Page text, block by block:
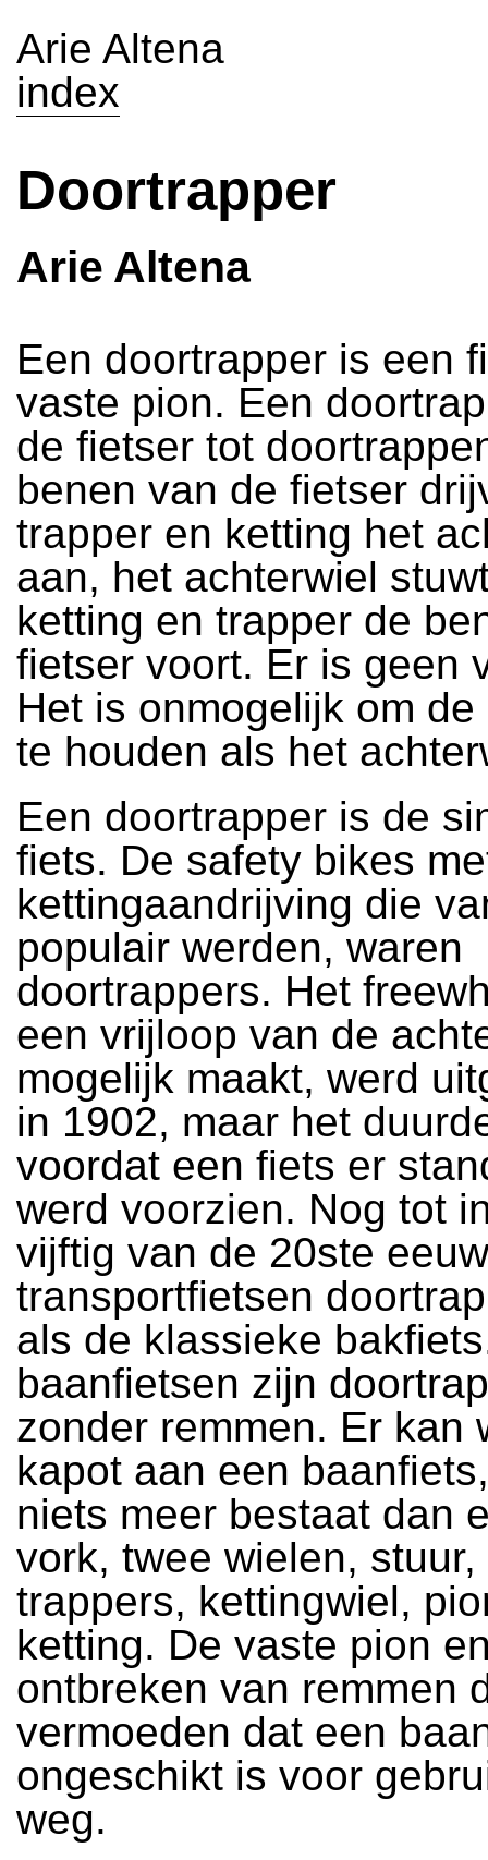
Arie Altena
index
Doortrapper
Arie Altena
Een doortrapper is een
vaste pion. Een
de fietser tot
benen van de fietser
trapper en ketting het
aan, het achterwiel
ketting en trapper de
fietser voort. Er is geen
Het is onmogelijk om
te houden als het
Een doortrapper is de
fiets. De safety bikes
kettingaandrijving die
populair werden, waren
doortrappers. Het
een vrijloop van de
mogelijk maakt, werd
in 1902, maar het
voordat een fiets er
werd voorzien. Nog tot
vijftig van de 20ste
transportfietsen
als de klassieke
baanfietsen zijn
zonder remmen. Er kan
kapot aan een
niets meer bestaat dan
vork, twee wielen,
trappers, kettingwiel,
ketting. De vaste pion
ontbreken van remmen
vermoeden dat een
ongeschikt is voor
weg.